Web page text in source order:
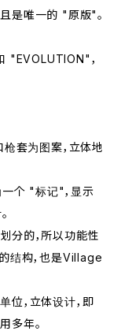
是唯一的 "原版"。
"EVOLUTION"，
套为图案，立体地
个 "标记"，显示
分的，所以功能性
结构，也是Village
位，立体设计，即
多年。